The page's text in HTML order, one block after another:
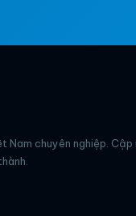
chuyên nghiệp.